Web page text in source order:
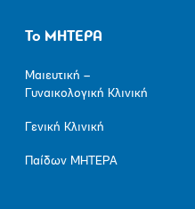
Το ΜΗΤΕΡΑ
Μαιευτική –
Γυναικολογική Κλινική
Γενική Κλινική
Παίδων ΜΗΤΕΡΑ